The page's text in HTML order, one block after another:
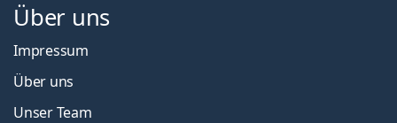
Über uns
Impressum
Über uns
Unser Team